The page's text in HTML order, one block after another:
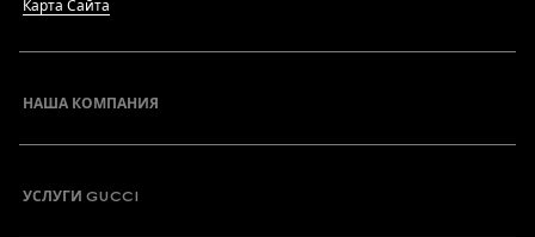
Карта Сайта
НАША КОМПАНИЯ
УСЛУГИ GUCCI